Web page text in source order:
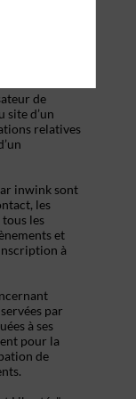
qui gère
leur
de
site d’un
relatives
inwink sont
les
les
et
à
par
à ses
pour la
de